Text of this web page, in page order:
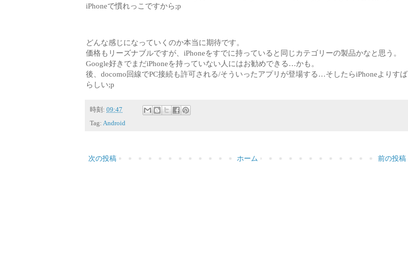
iPhoneで慣れっこですから;p
どんな感じになっていくのか本当に期待です。
価格もリーズナブルですが、iPhoneをすでに持っていると同じカテゴリーの製品かなと思う。
Google好きでまだiPhoneを持っていない人にはお勧めできる…かも。
後、docomo回線でPC接続も許可される/そういったアプリが登場する…そしたらiPhoneよりすば
らしい;p
時刻: 09:47
Tag: Android
次の投稿 前の投稿
ホーム